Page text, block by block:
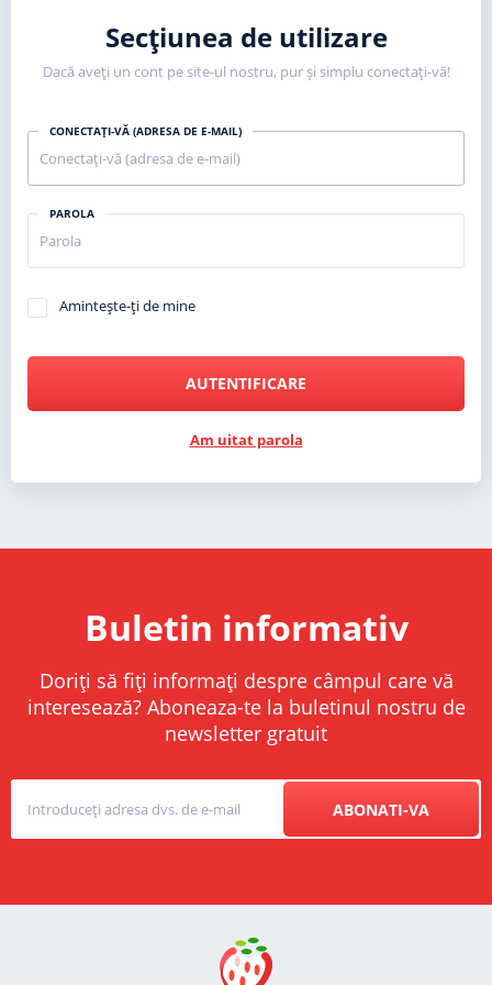
Secțiunea de utilizare
Dacă aveți un cont pe site-ul nostru, pur și simplu conectați-vă!
CONECTAȚI-VĂ (ADRESA DE E-MAIL)
PAROLA
Amintește-ți de mine
AUTENTIFICARE
Am uitat parola
Buletin informativ
Doriți să fiți informați despre câmpul care vă
interesează? Aboneaza-te la buletinul nostru de
newsletter gratuit
ABONATI-VA